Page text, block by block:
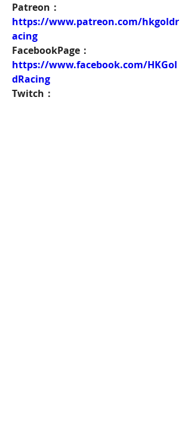
Patreon：
https://www.patreon.com/hkgoldr
acing
FacebookPage：
https://www.facebook.com/HKGol
dRacing
Twitch：